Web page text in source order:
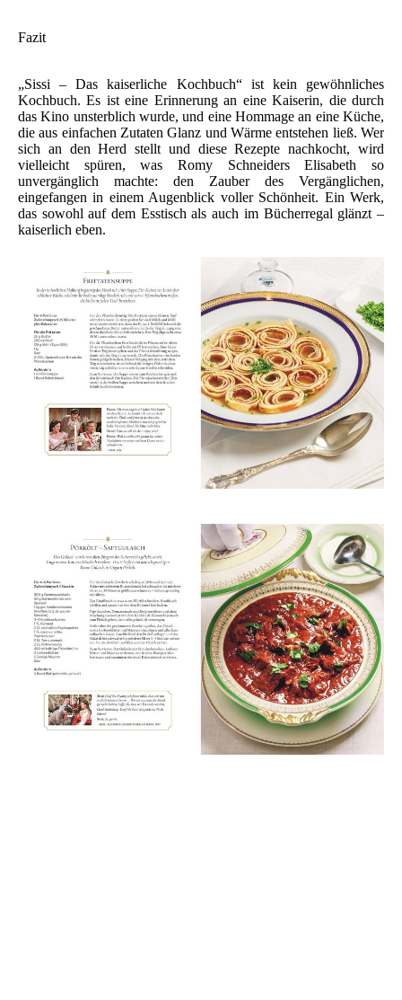
Fazit
„Sissi – Das kaiserliche Kochbuch“ ist kein gewöhnliches
Kochbuch. Es ist eine Erinnerung an eine Kaiserin, die durch
das Kino unsterblich wurde, und eine Hommage an eine Küche,
die aus einfachen Zutaten Glanz und Wärme entstehen ließ. Wer
sich an den Herd stellt und diese Rezepte nachkocht, wird
vielleicht spüren, was Romy Schneiders Elisabeth so
unvergänglich machte: den Zauber des Vergänglichen,
eingefangen in einem Augenblick voller Schönheit. Ein Werk,
das sowohl auf dem Esstisch als auch im Bücherregal glänzt –
kaiserlich eben.